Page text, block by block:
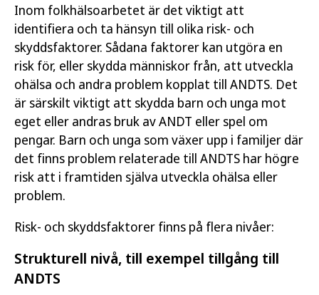
Inom folkhälsoarbetet är det viktigt att
identifiera och ta hänsyn till olika risk- och
skyddsfaktorer. Sådana faktorer kan utgöra en
risk för, eller skydda människor från, att utveckla
ohälsa och andra problem kopplat till ANDTS. Det
är särskilt viktigt att skydda barn och unga mot
eget eller andras bruk av ANDT eller spel om
pengar. Barn och unga som växer upp i familjer där
det finns problem relaterade till ANDTS har högre
risk att i framtiden själva utveckla ohälsa eller
problem.
Risk- och skyddsfaktorer finns på flera nivåer:
Strukturell nivå, till exempel tillgång till
ANDTS